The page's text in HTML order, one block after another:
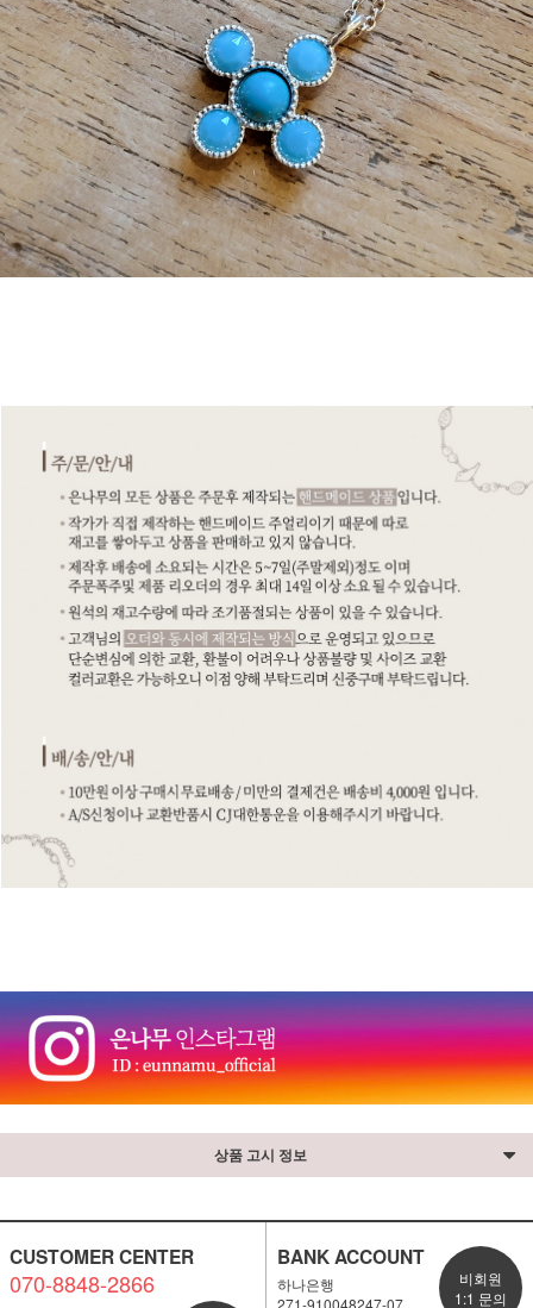
상품 고시 정보
CUSTOMER CENTER
070-8848-2866
BANK ACCOUNT
하나은행
비회원
1:1 문의